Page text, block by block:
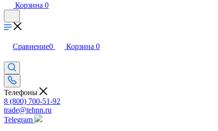
Корзина 0
Сравнение0 Корзина 0
Телефоны
8 (800) 700-51-92
trade@tehnn.ru
Telegram